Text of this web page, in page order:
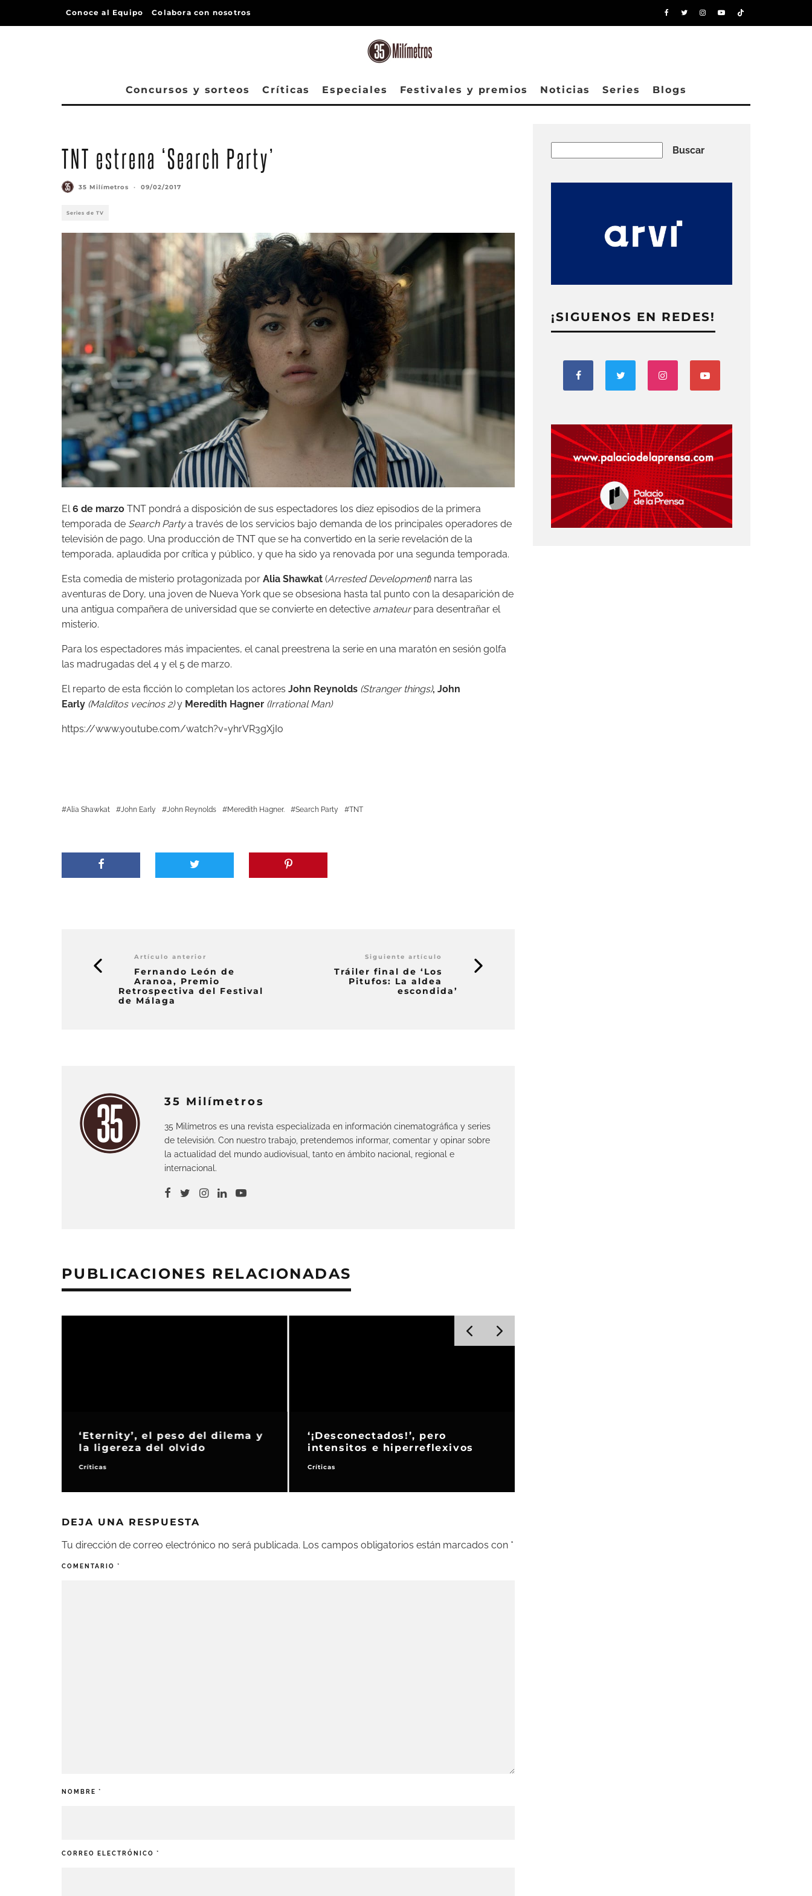
Conoce al Equipo Colabora con nosotros
Concursos y sorteos Críticas Especiales Festivales y premios Noticias Series Blogs
TNT estrena ‘Search Party’
35 Milímetros · 09/02/2017
Series de TV
El 6 de marzo TNT pondrá a disposición de sus espectadores los diez episodios de la primera
temporada de Search Partya través de los servicios bajo demanda de los principales operadores de
televisión de pago. Una producción de TNT que se ha convertido en la serie revelación de la
temporada, aplaudida por crítica y público, y que ha sido ya renovada por una segunda temporada.
Esta comedia de misterio protagonizada por Alia Shawkat (Arrested Development) narra las
aventuras de Dory, una joven de Nueva York que se obsesiona hasta tal punto con la desaparición de
una antigua compañera de universidad que se convierte en detective amateurpara desentrañar el
misterio.
Para los espectadores más impacientes, el canal preestrena la serie en una maratón en sesión golfa
las madrugadas del 4 y el 5 de marzo.
El reparto de esta ficción lo completan los actores John Reynolds (Stranger things), John
Early (Malditos vecinos 2)y Meredith Hagner (Irrational Man)
https://www.youtube.com/watch?v=yhrVR3gXjIo
Alia Shawkat John Early John Reynolds Meredith Hagner. Search Party TNT
Artículo anterior
Fernando León de
Aranoa, Premio
Retrospectiva del Festival
de Málaga
Siguiente artículo
Tráiler final de ‘Los
Pitufos: La aldea
escondida’
35 Milímetros
35 Milímetros es una revista especializada en información cinematográfica y series
de televisión. Con nuestro trabajo, pretendemos informar, comentar y opinar sobre
la actualidad del mundo audiovisual, tanto en ámbito nacional, regional e
internacional.
PUBLICACIONES RELACIONADAS
‘Eternity’, el peso del dilema y
la ligereza del olvido
Críticas
‘¡Desconectados!’, pero
intensitos e hiperreflexivos
Críticas
DEJA UNA RESPUESTA
Tu dirección de correo electrónico no será publicada. Los campos obligatorios están marcados con *
COMENTARIO *
NOMBRE *
CORREO ELECTRÓNICO *
Buscar
¡SIGUENOS EN REDES!